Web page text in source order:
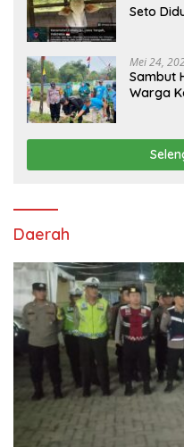
Seto
Mei 24,
Sambut
Warga
Daerah